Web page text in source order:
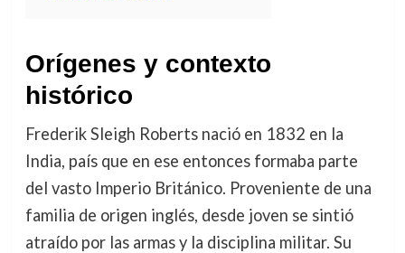
Orígenes y contexto
histórico
Frederik Sleigh Roberts nació en 1832 en la
India, país que en ese entonces formaba parte
del vasto Imperio Británico. Proveniente de una
familia de origen inglés, desde joven se sintió
atraído por las armas y la disciplina militar. Su